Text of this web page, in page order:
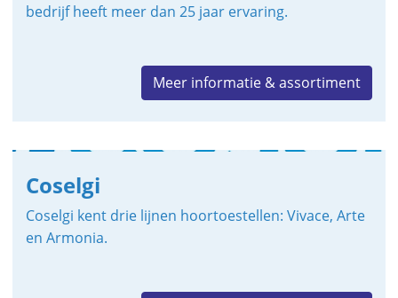
bedrijf heeft meer dan 25 jaar ervaring.
Meer informatie & assortiment
Coselgi
Coselgi kent drie lijnen hoortoestellen: Vivace, Arte
en Armonia.